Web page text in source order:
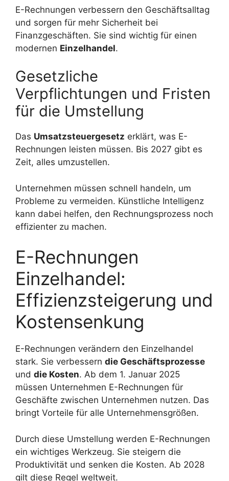
E-Rechnungen verbessern den Geschäftsalltag
und sorgen für mehr Sicherheit bei
Finanzgeschäften. Sie sind wichtig für einen
modernen Einzelhandel.
Gesetzliche
Verpflichtungen und Fristen
für die Umstellung
Das Umsatzsteuergesetz erklärt, was E-
Rechnungen leisten müssen. Bis 2027 gibt es
Zeit, alles umzustellen.
Unternehmen müssen schnell handeln, um
Probleme zu vermeiden. Künstliche Intelligenz
kann dabei helfen, den Rechnungsprozess noch
effizienter zu machen.
E-Rechnungen
Einzelhandel:
Effizienzsteigerung und
Kostensenkung
E-Rechnungen verändern den Einzelhandel
stark. Sie verbessern die Geschäftsprozesse
und die Kosten. Ab dem 1. Januar 2025
müssen Unternehmen E-Rechnungen für
Geschäfte zwischen Unternehmen nutzen. Das
bringt Vorteile für alle Unternehmensgrößen.
Durch diese Umstellung werden E-Rechnungen
ein wichtiges Werkzeug. Sie steigern die
Produktivität und senken die Kosten. Ab 2028
gilt diese Regel weltweit.